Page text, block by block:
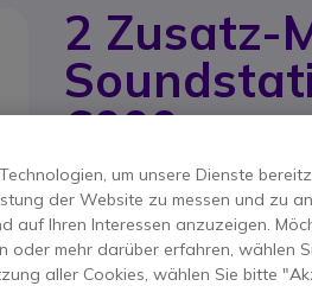
2 Zusatz-
6000
Produkt-Referenz: POVMI //
2 Zusatzmikrofone für
5 von 2 Rezensionen
ERSPARNIS 56,00 €
um unsere Dienste
der Website zu messen und zu
auf Ihren Interessen anzuzeigen.
oder mehr darüber erfahren, wählen
aller Cookies, wählen Sie bitte